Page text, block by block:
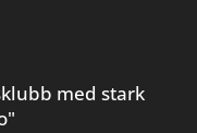
med stark